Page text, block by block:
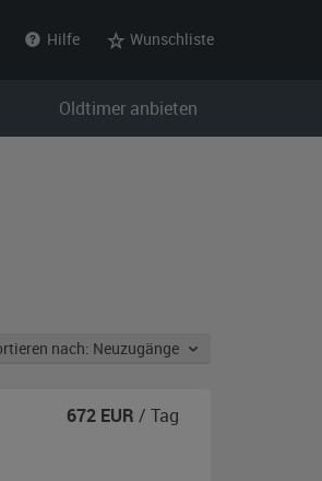
Hilfe Wunschliste
Oldtimer anbieten
Sortieren nach: Neuzugänge
672 EUR / Tag